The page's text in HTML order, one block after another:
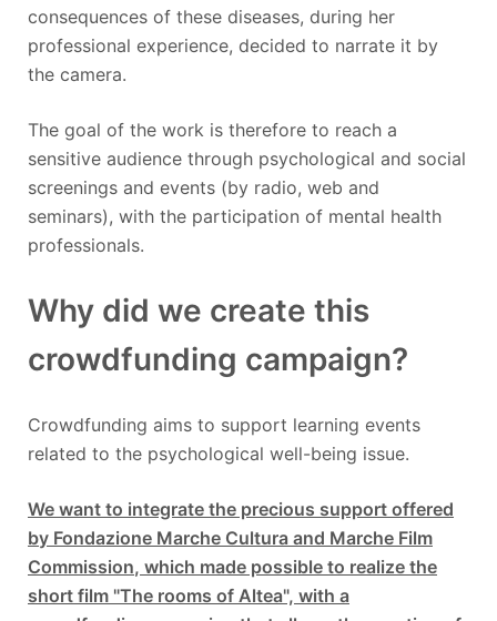
consequences of these diseases, during her
professional experience, decided to narrate it by
the camera.
The goal of the work is therefore to reach a
sensitive audience through psychological and social
screenings and events (by radio, web and
seminars), with the participation of mental health
professionals.
Why did we create this
crowdfunding campaign?
Crowdfunding aims to support learning events
related to the psychological well-being issue.
We want to integrate the precious support offered
by Fondazione Marche Cultura and Marche Film
Commission, which made possible to realize the
short film "The rooms of Altea", with a